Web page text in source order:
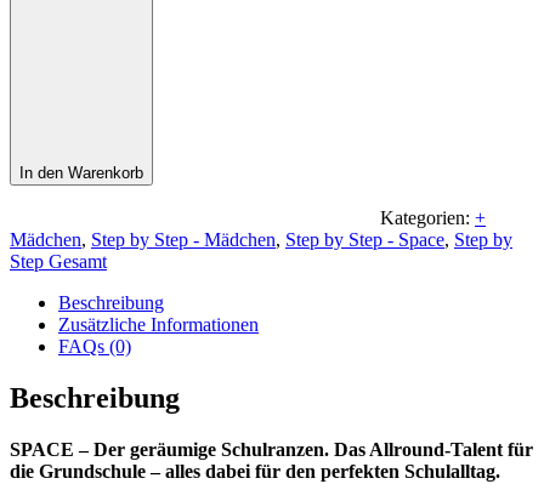
In den Warenkorb
Kategorien:+
Mädchen, Step by Step - Mädchen, Step by Step - Space, Step by
Step Gesamt
Beschreibung
Zusätzliche Informationen
FAQs (0)
Beschreibung
SPACE – Der geräumige Schulranzen. Das Allround-Talent für
die Grundschule – alles dabei für den perfekten Schulalltag.